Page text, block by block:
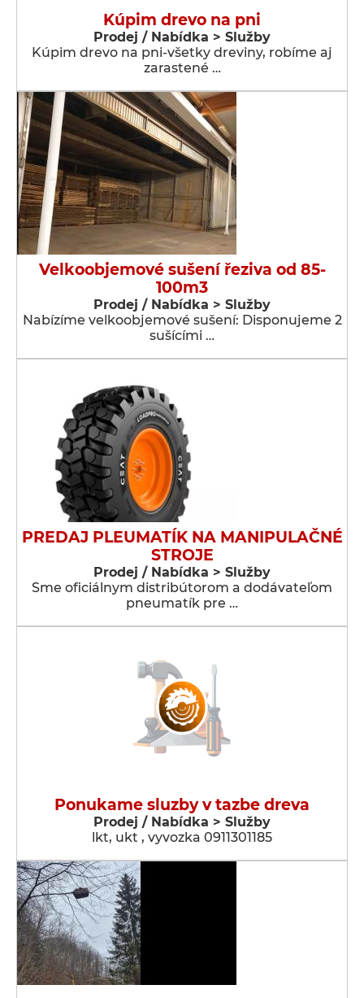
Kúpim drevo na pni
Prodej / Nabídka > Služby
Kúpim drevo na pni-všetky dreviny, robíme aj
zarastené …
Velkoobjemové sušení řeziva od 85-
100m3
Prodej / Nabídka > Služby
Nabízíme velkoobjemové sušení: Disponujeme 2
sušícími …
PREDAJ PLEUMATÍK NA MANIPULAČNÉ
STROJE
Prodej / Nabídka > Služby
Sme oficiálnym distribútorom a dodávateľom
pneumatík pre …
Ponukame sluzby v tazbe dreva
Prodej / Nabídka > Služby
lkt, ukt , vyvozka 0911301185